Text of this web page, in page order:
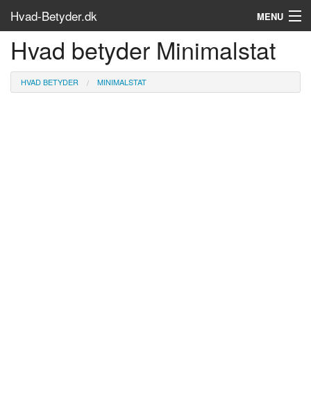
Hvad-Betyder.dk MENU
Om siden
Søg...
Hvad betyder Minimalstat
HVAD BETYDER MINIMALSTAT